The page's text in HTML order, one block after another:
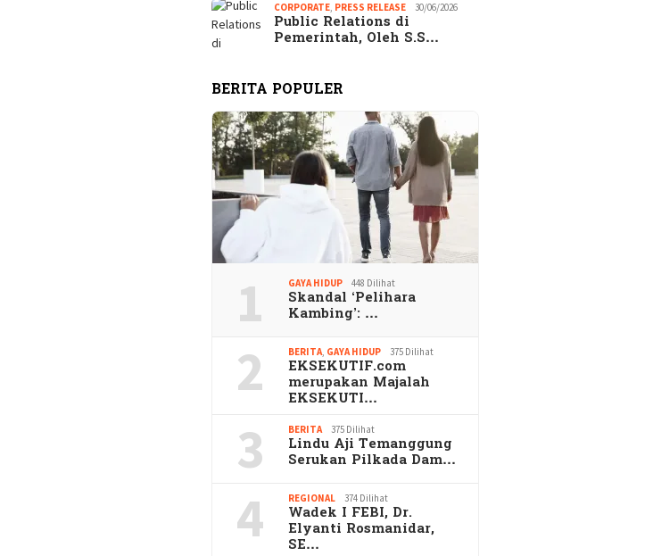
CORPORATE, PRESS RELEASE 30/06/2026
Public Relations di
Pemerintah, Oleh S.S…
BERITA POPULER
1 GAYA HIDUP 448 Dilihat
Skandal ‘Pelihara
Kambing’: …
2 BERITA, GAYA HIDUP 375 Dilihat
EKSEKUTIF.com
merupakan Majalah
EKSEKUTI…
3 BERITA 375 Dilihat
Lindu Aji Temanggung
Serukan Pilkada Dam…
4 REGIONAL 374 Dilihat
Wadek I FEBI, Dr.
Elyanti Rosmanidar,
SE…